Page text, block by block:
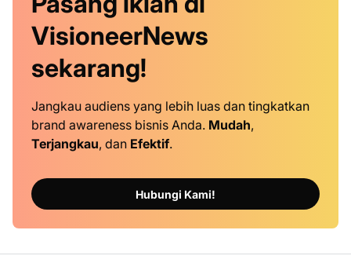
VisioneerNews
sekarang!
Jangkau audiens yang lebih luas dan tingkatkan
brand awareness bisnis Anda. Mudah,
Terjangkau, dan Efektif.
Hubungi Kami!